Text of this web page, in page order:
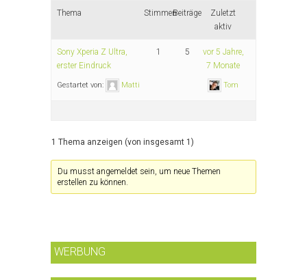
Thema StimmenBeiträge
Zuletzt
aktiv
Sony Xperia Z Ultra,
erster Eindruck
Gestartet von: Matti
1 5
vor 5 Jahre,
7 Monate
Tom
1 Thema anzeigen (von insgesamt 1)
Du musst angemeldet sein, um neue Themen
erstellen zu können.
WERBUNG